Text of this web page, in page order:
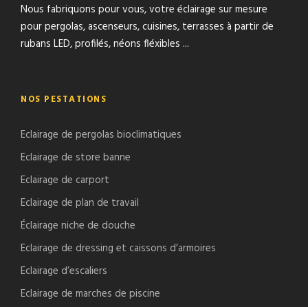
Nous fabriquons pour vous, votre éclairage sur mesure
pour pergolas, ascenseurs, cuisines, terrasses à partir de
rubans LED, profilés, néons fléxibles ...
NOS PESTATIONS
Eclairage de pergolas bioclimatiques
Eclairage de store banne
Eclairage de carport
Eclairage de plan de travail
Éclairage niche de douche
Eclairage de dressing et caissons d’armoires
Eclairage d’escaliers
Eclairage de marches de piscine